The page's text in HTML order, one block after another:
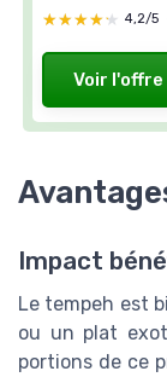
★★★★★
★★★★★ 4,2/5
Voir l'offre
Impact
Le tempeh est
ou un plat
portions de ce